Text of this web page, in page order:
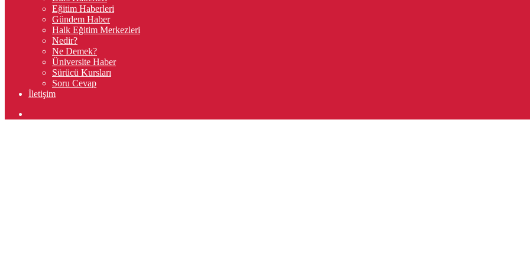
Eğitim Haberleri
Gündem Haber
Halk Eğitim Merkezleri
Nedir?
Ne Demek?
Üniversite Haber
Sürücü Kursları
Soru Cevap
İletişim